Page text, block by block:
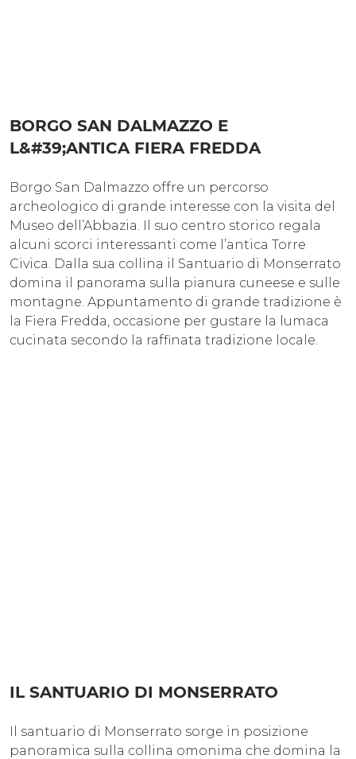
BORGO SAN DALMAZZO E
L&#39;ANTICA FIERA FREDDA
Borgo San Dalmazzo offre un percorso
archeologico di grande interesse con la visita del
Museo dell’Abbazia. Il suo centro storico regala
alcuni scorci interessanti come l’antica Torre
Civica. Dalla sua collina il Santuario di Monserrato
domina il panorama sulla pianura cuneese e sulle
montagne. Appuntamento di grande tradizione è
la Fiera Fredda, occasione per gustare la lumaca
cucinata secondo la raffinata tradizione locale.
IL SANTUARIO DI MONSERRATO
Il santuario di Monserrato sorge in posizione
panoramica sulla collina omonima che domina la